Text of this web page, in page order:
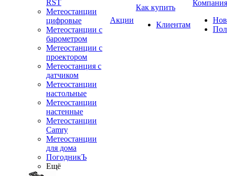
RST
Метеостанции
цифровые
Метеостанции с
барометром
Метеостанции с
проектором
Метеостанция с
датчиком
Метеостанции
настольные
Метеостанции
настенные
Метеостанции
Camry
Метеостанции
для дома
ПогодникЪ
Ещё
Акции
Как купить
Клиентам
Компания